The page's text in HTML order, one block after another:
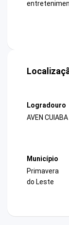
Logradouro
AVEN
Município
Primavera
do Leste